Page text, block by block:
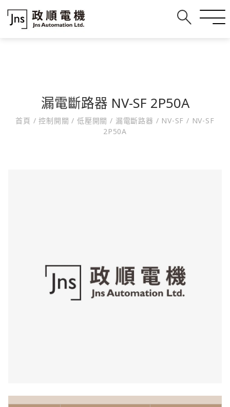
漏電斷路器 NV-SF 2P50A
首頁 / 控制開關/ 低壓開關/ 漏電斷路器 / NV-SF / NV-SF
2P50A